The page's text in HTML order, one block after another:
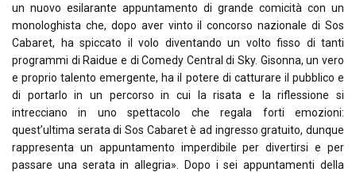
un nuovo esilarante appuntamento di grande comicità con un
monologhista che, dopo aver vinto il concorso nazionale di Sos
Cabaret, ha spiccato il volo diventando un volto fisso di tanti
programmi di Raidue e di Comedy Central di Sky. Gisonna, un vero
e proprio talento emergente, ha il potere di catturare il pubblico e
di portarlo in un percorso in cui la risata e la riflessione si
intrecciano in uno spettacolo che regala forti emozioni:
quest’ultima serata di Sos Cabaret è ad ingresso gratuito, dunque
rappresenta un appuntamento imperdibile per divertirsi e per
passare una serata in allegria». Dopo i sei appuntamenti della